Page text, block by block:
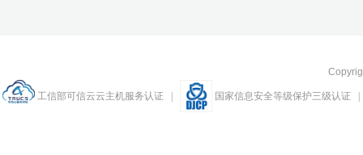
工信部可信云云主机服务认证| 国家信息安全等级保护三级认证|